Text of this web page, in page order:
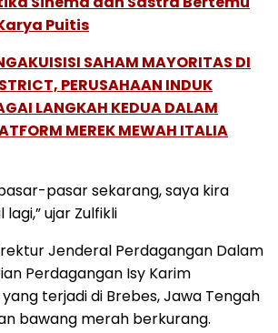
Puitis
SAHAM MAYORITAS DI
PERUSAHAAN INDUK
LANGKAH KEDUA DALAM
MEREK MEWAH ITALIA
pasar sekarang, saya kira
ujar Zulfikli
Jenderal Perdagangan Dalam
Perdagangan Isy Karim
terjadi di Brebes, Jawa Tengah
bawang merah berkurang.